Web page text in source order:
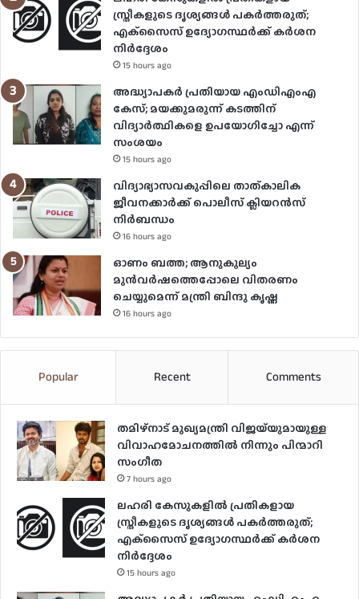
സ്ത്രീകളുടെ ദൃശ്യങ്ങൾ പകർത്തരുത്;
എക്‌സൈസ് ഉദ്യോഗസ്ഥർക്ക് കർശന
നിർദ്ദേശം
15 hours ago
അദ്ധ്യാപകർ പ്രതിയായ എംഡിഎംഎ
കേസ്; മയക്കുമരുന്ന് കടത്തിന്
വിദ്യാർത്ഥികളെ ഉപയോ​ഗിച്ചോ എന്ന്
സംശയം
15 hours ago
വിദ്യാഭ്യാസവകുപ്പിലെ താത്കാലിക
ജീവനക്കാർക്ക് പൊലീസ് ക്ലിയറൻസ്
നിർബന്ധം
16 hours ago
ഓണം ബത്ത; ആനുകൂല്യം
മുൻവർഷത്തെപ്പോലെ വിതരണം
ചെയ്യുമെന്ന് മന്ത്രി ബിന്ദു കൃഷ്ണ
16 hours ago
Popular Recent Comments
തമിഴ്നാട് മുഖ്യമന്ത്രി വിജയ്‌യുമായുള്ള
വിവാഹമോചനത്തിൽ നിന്നും പിന്മാറി
സം​ഗീത
7 hours ago
ലഹരി കേസുകളിൽ പ്രതികളായ
സ്ത്രീകളുടെ ദൃശ്യങ്ങൾ പകർത്തരുത്;
എക്‌സൈസ് ഉദ്യോഗസ്ഥർക്ക് കർശന
നിർദ്ദേശം
15 hours ago